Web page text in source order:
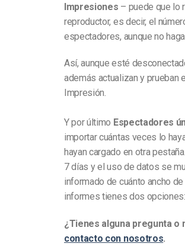
Impresiones – puede que lo
reproductor, es decir, el
espectadores, aunque no
Así, aunque esté
además actualizan y prueban
Impresión.
Y por último Espectadores
importar cuántas veces lo
hayan cargado en otra
7 días y el uso de datos se
informado de cuánto ancho
informes tienes dos opciones:
¿Tienes alguna pregunta o
contacto con nosotros.